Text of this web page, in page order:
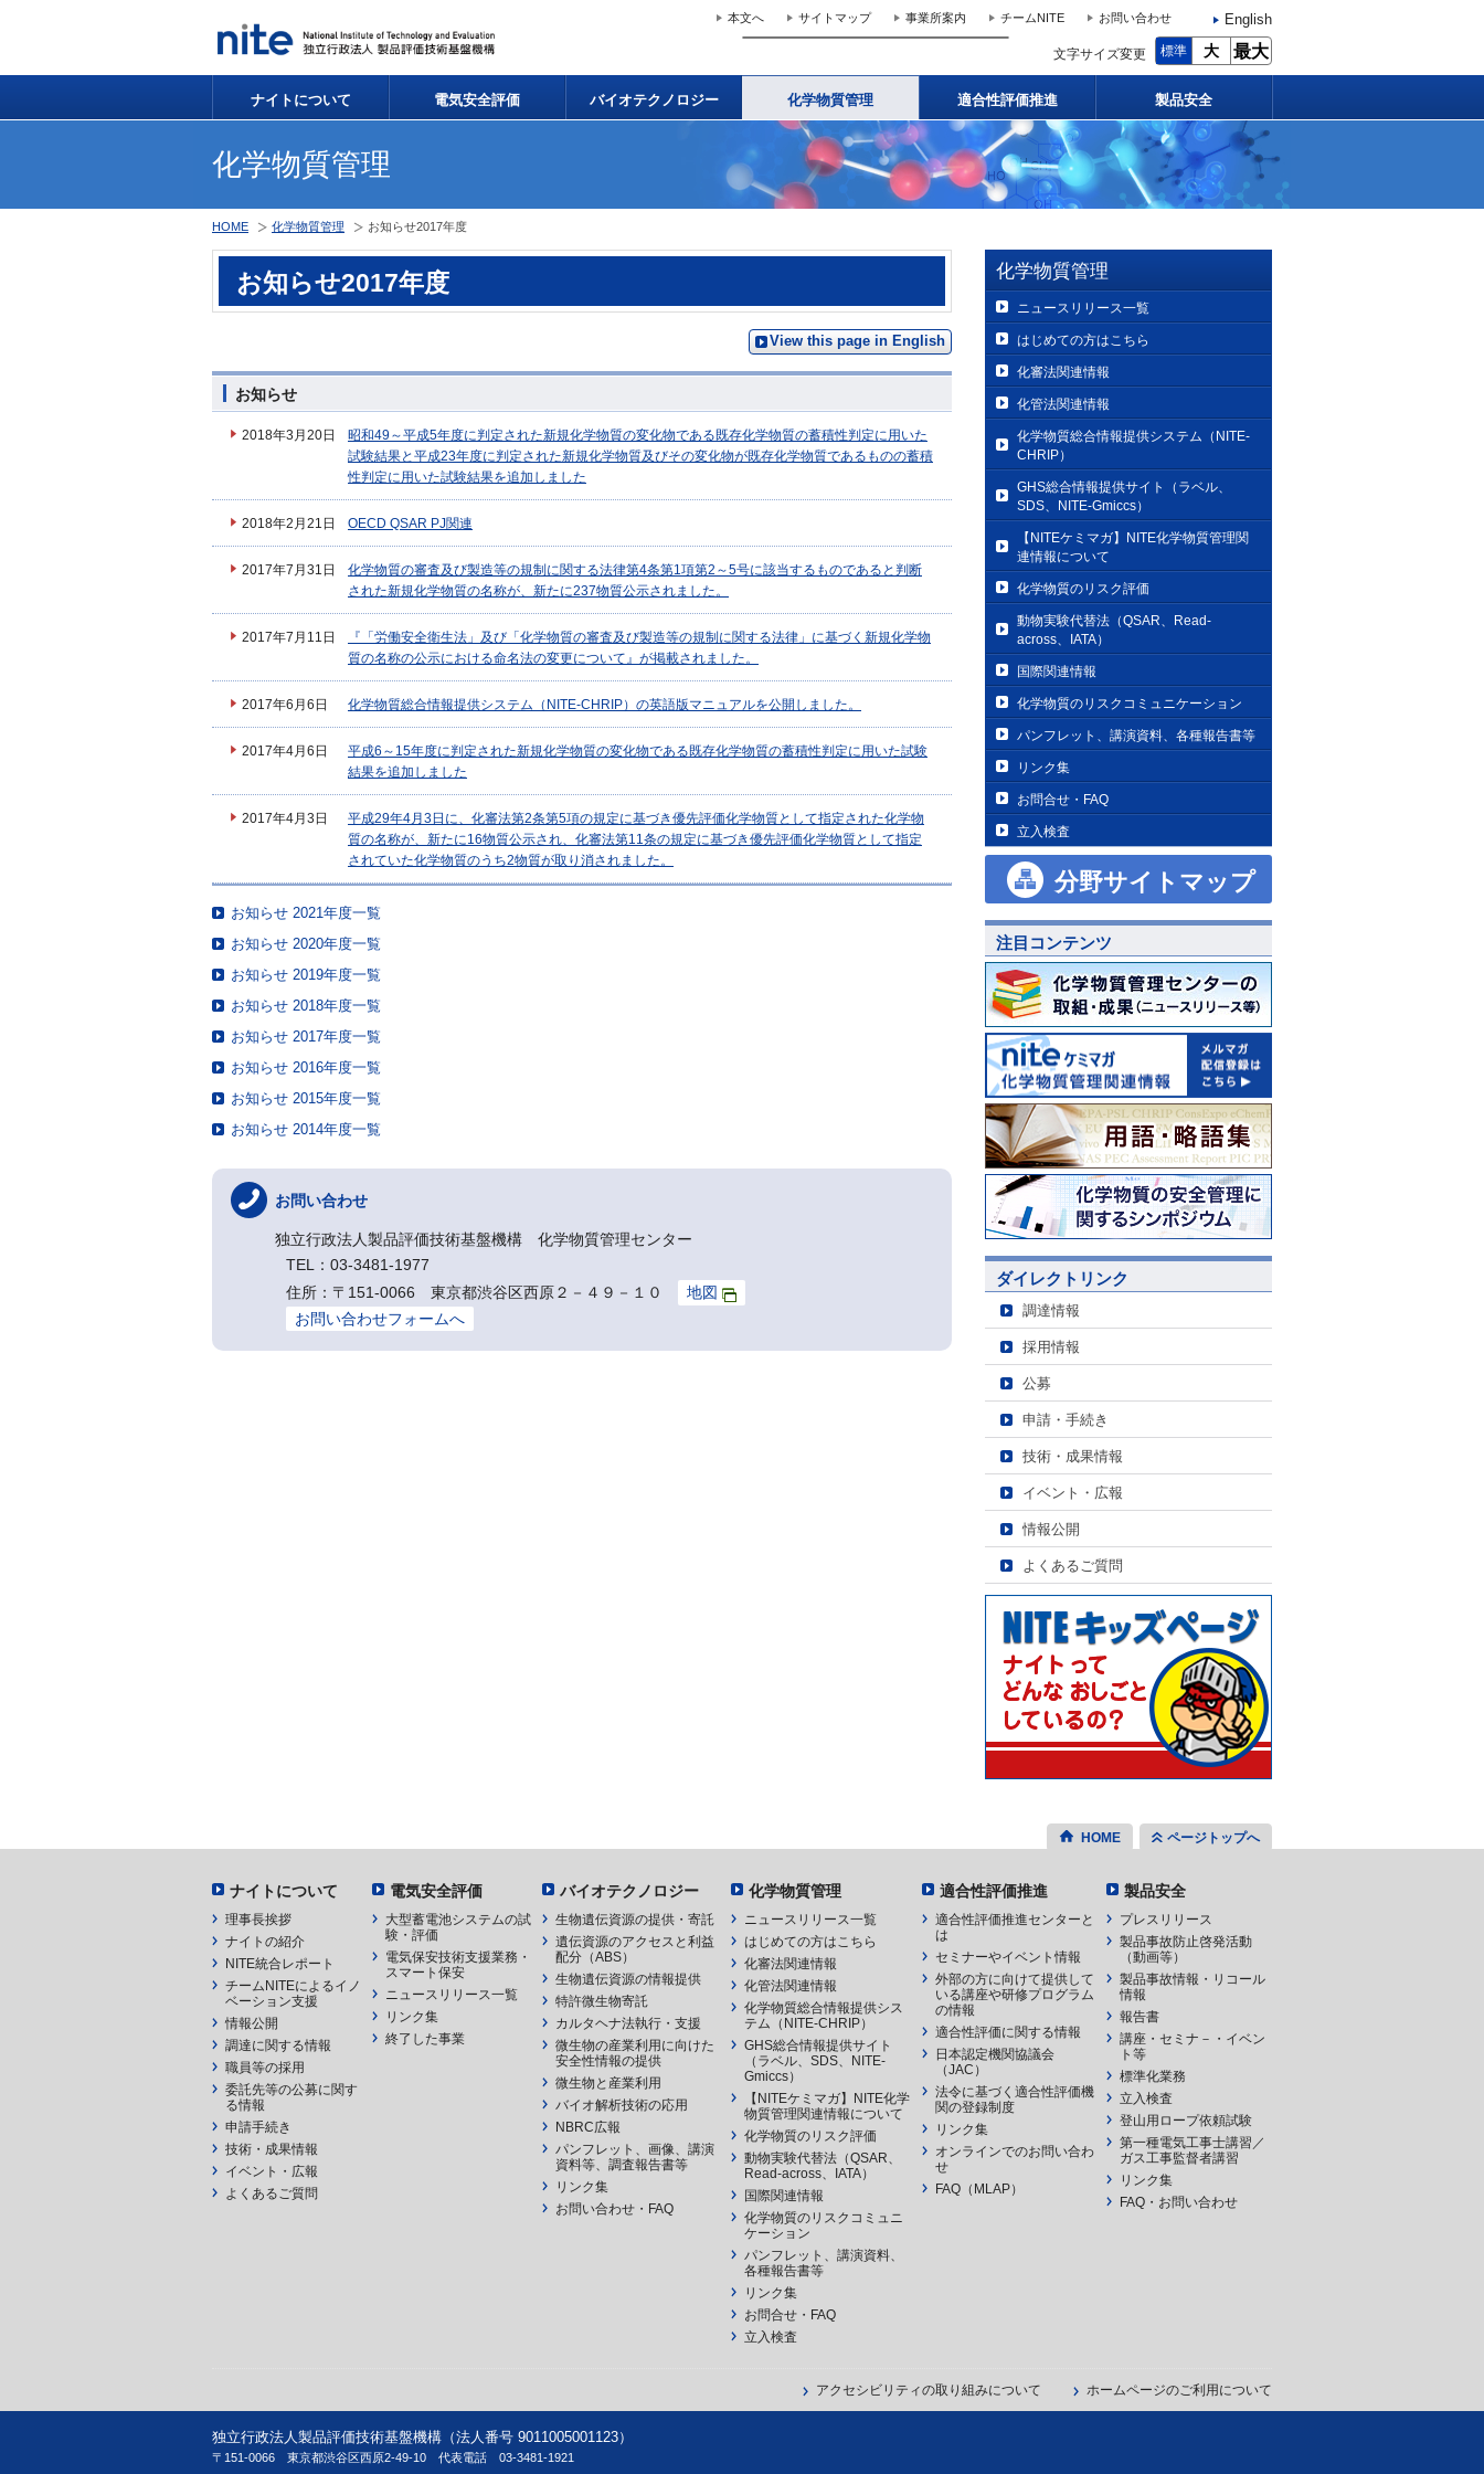
本文へ サイトマップ 事業所案内 チームNITE お問い合わせ English
文字サイズ変更 標準 大 最大
ナイトについて 電気安全評価 バイオテクノロジー 化学物質管理 適合性評価推進 製品安全
化学物質管理
HOME 化学物質管理 お知らせ2017年度
お知らせ2017年度
View this page in English
お知らせ
2018年3月20日
昭和49～平成5年度に判定された新規化学物質の変化物である既存化学物質の蓄積性判定に用いた
試験結果と平成23年度に判定された新規化学物質及びその変化物が既存化学物質であるものの蓄積
性判定に用いた試験結果を追加しました
2018年2月21日 OECD QSAR PJ関連
2017年7月31日
化学物質の審査及び製造等の規制に関する法律第4条第1項第2～5号に該当するものであると判断
された新規化学物質の名称が、新たに237物質公示されました。
2017年7月11日
『「労働安全衛生法」及び「化学物質の審査及び製造等の規制に関する法律」に基づく新規化学物
質の名称の公示における命名法の変更について』が掲載されました。
2017年6月6日 化学物質総合情報提供システム（NITE-CHRIP）の英語版マニュアルを公開しました。
2017年4月6日
平成6～15年度に判定された新規化学物質の変化物である既存化学物質の蓄積性判定に用いた試験
結果を追加しました
2017年4月3日
平成29年4月3日に、化審法第2条第5項の規定に基づき優先評価化学物質として指定された化学物
質の名称が、新たに16物質公示され、化審法第11条の規定に基づき優先評価化学物質として指定
されていた化学物質のうち2物質が取り消されました。
お知らせ 2021年度一覧
お知らせ 2020年度一覧
お知らせ 2019年度一覧
お知らせ 2018年度一覧
お知らせ 2017年度一覧
お知らせ 2016年度一覧
お知らせ 2015年度一覧
お知らせ 2014年度一覧
お問い合わせ
独立行政法人製品評価技術基盤機構 化学物質管理センター
TEL：03-3481-1977
住所：〒151-0066 東京都渋谷区西原２－４９－１０
地図
お問い合わせフォームへ
化学物質管理
ニュースリリース一覧
はじめての方はこちら
化審法関連情報
化管法関連情報
化学物質総合情報提供システム（NITE-
CHRIP）
GHS総合情報提供サイト（ラベル、
SDS、NITE-Gmiccs）
【NITEケミマガ】NITE化学物質管理関
連情報について
化学物質のリスク評価
動物実験代替法（QSAR、Read-
across、IATA）
国際関連情報
化学物質のリスクコミュニケーション
パンフレット、講演資料、各種報告書等
リンク集
お問合せ・FAQ
立入検査
分野サイトマップ
注目コンテンツ
ダイレクトリンク
調達情報
採用情報
公募
申請・手続き
技術・成果情報
イベント・広報
情報公開
よくあるご質問
HOME ページトップへ
ナイトについて
理事長挨拶
ナイトの紹介
NITE統合レポート
チームNITEによるイノ
ベーション支援
情報公開
調達に関する情報
職員等の採用
委託先等の公募に関す
る情報
申請手続き
技術・成果情報
イベント・広報
よくあるご質問
電気安全評価
大型蓄電池システムの試
験・評価
電気保安技術支援業務・
スマート保安
ニュースリリース一覧
リンク集
終了した事業
バイオテクノロジー
生物遺伝資源の提供・寄託
遺伝資源のアクセスと利益
配分（ABS）
生物遺伝資源の情報提供
特許微生物寄託
カルタヘナ法執行・支援
微生物の産業利用に向けた
安全性情報の提供
微生物と産業利用
バイオ解析技術の応用
NBRC広報
パンフレット、画像、講演
資料等、調査報告書等
リンク集
お問い合わせ・FAQ
化学物質管理
ニュースリリース一覧
はじめての方はこちら
化審法関連情報
化管法関連情報
化学物質総合情報提供シス
テム（NITE-CHRIP）
GHS総合情報提供サイト
（ラベル、SDS、NITE-
Gmiccs）
【NITEケミマガ】NITE化学
物質管理関連情報について
化学物質のリスク評価
動物実験代替法（QSAR、
Read-across、IATA）
国際関連情報
化学物質のリスクコミュニ
ケーション
パンフレット、講演資料、
各種報告書等
リンク集
お問合せ・FAQ
立入検査
適合性評価推進
適合性評価推進センターと
は
セミナーやイベント情報
外部の方に向けて提供して
いる講座や研修プログラム
の情報
適合性評価に関する情報
日本認定機関協議会
（JAC）
法令に基づく適合性評価機
関の登録制度
リンク集
オンラインでのお問い合わ
せ
FAQ（MLAP）
製品安全
プレスリリース
製品事故防止啓発活動
（動画等）
製品事故情報・リコール
情報
報告書
講座・セミナ－・イベン
ト等
標準化業務
立入検査
登山用ロープ依頼試験
第一種電気工事士講習／
ガス工事監督者講習
リンク集
FAQ・お問い合わせ
アクセシビリティの取り組みについて ホームページのご利用について
独立行政法人製品評価技術基盤機構（法人番号 9011005001123）
〒151-0066 東京都渋谷区西原2-49-10 代表電話 03-3481-1921